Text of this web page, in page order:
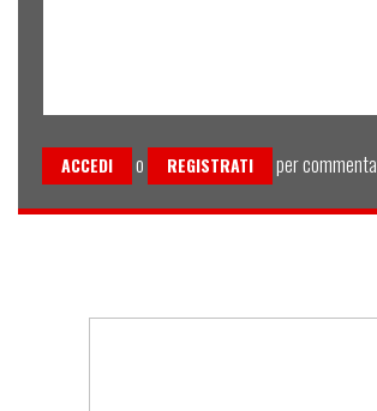
ACCEDI o REGISTRATI per